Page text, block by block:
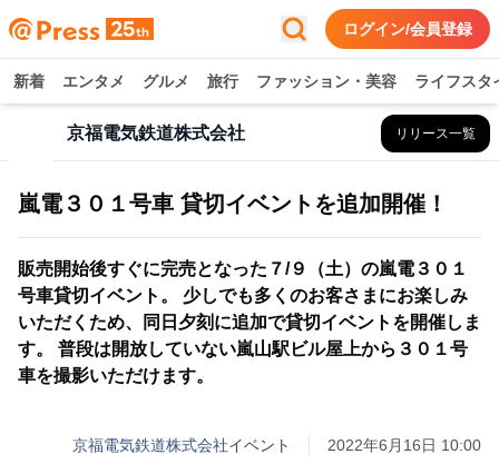
ログイン/会員登録
新着 エンタメ グルメ 旅行 ファッション・美容 ライフスタ
京福電気鉄道株式会社 リリース一覧
嵐電３０１号車 貸切イベントを追加開催！
販売開始後すぐに完売となった７/９（土）の嵐電３０１
号車貸切イベント。 少しでも多くのお客さまにお楽しみ
いただくため、同日夕刻に追加で貸切イベントを開催しま
す。 普段は開放していない嵐山駅ビル屋上から３０１号
車を撮影いただけます。
京福電気鉄道株式会社イベント 2022年6月16日 10:00